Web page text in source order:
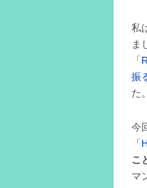
私
ま
「
振
た
今
「
こ
マ